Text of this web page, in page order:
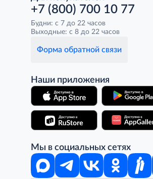
+7 (800) 700 10 77
Будни: с 7 до 22 часов
Выходные: с 8 до 22 часов
Форма обратной связи
Наши приложения
Мы в социальных сетях